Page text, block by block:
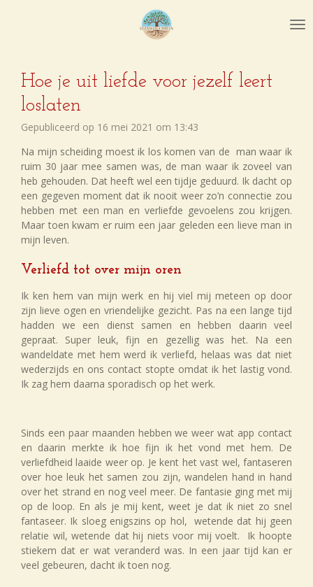
hoofdinhoud
Hoe je uit liefde voor jezelf leert
loslaten
Gepubliceerd op 16 mei 2021 om 13:43
Na mijn scheiding moest ik los komen van de man waar ik
ruim 30 jaar mee samen was, de man waar ik zoveel van
heb gehouden. Dat heeft wel een tijdje geduurd. Ik dacht op
een gegeven moment dat ik nooit weer zo’n connectie zou
hebben met een man en verliefde gevoelens zou krijgen.
Maar toen kwam er ruim een jaar geleden een lieve man in
mijn leven.
Verliefd tot over mijn oren
Ik ken hem van mijn werk en hij viel mij meteen op door
zijn lieve ogen en vriendelijke gezicht. Pas na een lange tijd
hadden we een dienst samen en hebben daarin veel
gepraat. Super leuk, fijn en gezellig was het. Na een
wandeldate met hem werd ik verliefd, helaas was dat niet
wederzijds en ons contact stopte omdat ik het lastig vond.
Ik zag hem daarna sporadisch op het werk.
Sinds een paar maanden hebben we weer wat app contact
en daarin merkte ik hoe fijn ik het vond met hem. De
verliefdheid laaide weer op. Je kent het vast wel, fantaseren
over hoe leuk het samen zou zijn, wandelen hand in hand
over het strand en nog veel meer. De fantasie ging met mij
op de loop. En als je mij kent, weet je dat ik niet zo snel
fantaseer. Ik sloeg enigszins op hol, wetende dat hij geen
relatie wil, wetende dat hij niets voor mij voelt. Ik hoopte
stiekem dat er wat veranderd was. In een jaar tijd kan er
veel gebeuren, dacht ik toen nog.